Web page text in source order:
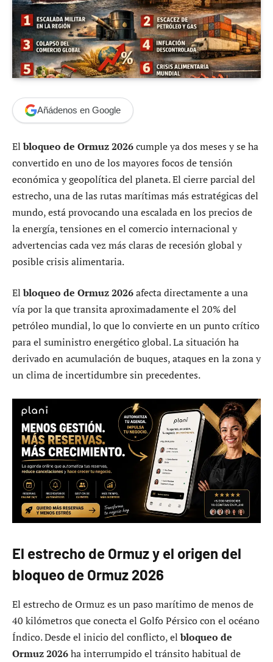
Añádenos en Google
Elbloqueo de Ormuz 2026cumple ya dos meses y se ha
convertido en uno de los mayores focos de tensión
económica y geopolítica del planeta. El cierre parcial del
estrecho, una de las rutas marítimas más estratégicas del
mundo, está provocando una escalada en los precios de
la energía, tensiones en el comercio internacional y
advertencias cada vez más claras de recesión global y
posible crisis alimentaria.
Elbloqueo de Ormuz 2026afecta directamente a una
vía por la que transita aproximadamente el 20% del
petróleo mundial, lo que lo convierte en un punto crítico
para el suministro energético global. La situación ha
derivado en acumulación de buques, ataques en la zona y
un clima de incertidumbre sin precedentes.
El estrecho de Ormuz y el origen del
bloqueo de Ormuz 2026
El estrecho de Ormuz es un paso marítimo de menos de
40 kilómetros que conecta el Golfo Pérsico con el océano
Índico. Desde el inicio del conflicto, elbloqueo de
Ormuz 2026ha interrumpido el tránsito habitual de